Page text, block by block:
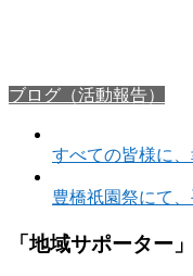
ブログ（活動報告）
すべての皆様に
豊橋祇園祭にて
「地域サポーター